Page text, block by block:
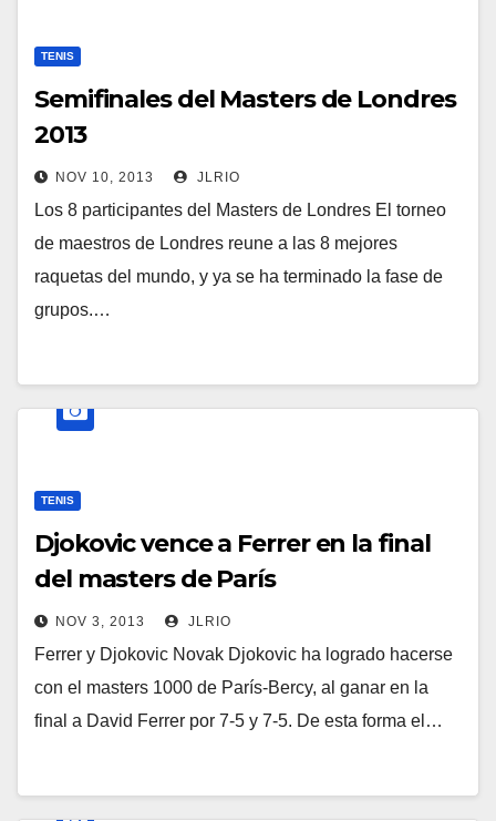
TENIS
Semifinales del Masters de Londres
2013
NOV 10, 2013 JLRIO
Los 8 participantes del Masters de Londres El torneo
de maestros de Londres reune a las 8 mejores
raquetas del mundo, y ya se ha terminado la fase de
grupos.…
TENIS
Djokovic vence a Ferrer en la final
del masters de París
NOV 3, 2013 JLRIO
Ferrer y Djokovic Novak Djokovic ha logrado hacerse
con el masters 1000 de París-Bercy, al ganar en la
final a David Ferrer por 7-5 y 7-5. De esta forma el…